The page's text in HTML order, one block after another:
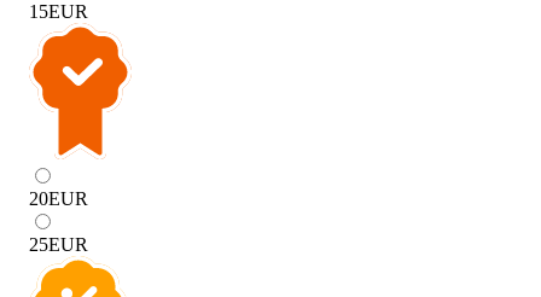
15EUR
20EUR
25EUR